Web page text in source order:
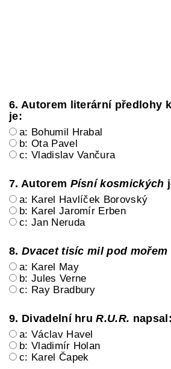
6. Autorem literární předlohy
je:
a: Bohumil Hrabal
b: Ota Pavel
c: Vladislav Vančura
7. Autorem Písní kosmických
a: Karel Havlíček Borovský
b: Karel Jaromír Erben
c: Jan Neruda
8. Dvacet tisíc mil pod mořem
a: Karel May
b: Jules Verne
c: Ray Bradbury
9. Divadelní hruR.U.R. napsal:
a: Václav Havel
b: Vladimír Holan
c: Karel Čapek